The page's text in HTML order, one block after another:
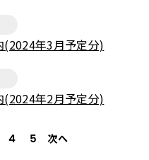
(2024年3月予定分)
(2024年2月予定分)
4 5 次へ